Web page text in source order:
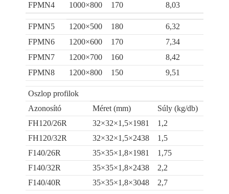
FPMN4
1000×800 170 8,03
FPMN5 1200×500 180
6,32
FPMN6
1200×600 170
7,34
FPMN7
1200×700 160
8,42
FPMN8
1200×800 150 9,51
Oszlop profilok
Azonosító
Méret (mm)
Súly (kg/db)
FH120/26R
32×32×1,5×1981
1,2
FH120/32R
32×32×1,5×2438
1,5
F140/26R
35×35×1,8×1981
1,75
F140/32R
35×35×1,8×2438
2,2
F140/40R
35×35×1,8×3048
2,7